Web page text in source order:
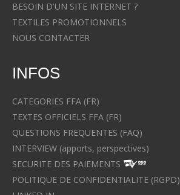
BESOIN D'UN SITE INTERNET ?
TEXTILES PROMOTIONNELS
NOUS CONTACTER
INFOS
CATEGORIES FFA (FR)
TEXTES OFFICIELS FFA (FR)
QUESTIONS FREQUENTES (FAQ)
INTERVIEW (apports, perspectives)
SECURITE DES PAIEMENTS
POLITIQUE DE CONFIDENTIALITE (RGPD)